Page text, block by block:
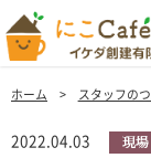
ホーム スタッフの
2022.04.03